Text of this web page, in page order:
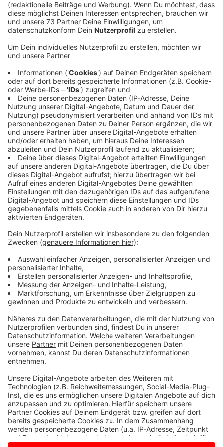
Veröffentlicht:Donnerstag, 17.10.2024 06:16
Vorwürfe gegen den Angeklagten wiegen
schwer
Anzeige
Der 52-Jährige muss sich unter anderem wegen
versuchten Mordes verantworten. Denn die
Staatsanwaltschaft wirft ihm vor am 8. März in den
frühen Morgenstunden eine selbstgebaute Spreng-
und Brandvorrichtung vor der Fahrertür eines
parkenden Autos gelegt haben. Durch die wurde der
58jährige Ochtruper damals schwer verletzt. Er war
aber nur ein Zufallsopfer, denn der explosive Karton
war für den Besitzer des Fahrzeugs gedacht, sagt die
Staatsanwaltschaft. Der soll eine Affäre mit der
Ehefrau des Angeklagten gehabt haben. Nachdem er
die Affäre beendet habe, sei die Ehefrau zunehmend
depressiv geworden. Dafür habe der Angeklagte den
Ex-Liebhaber verantwortlich gemacht und sich an ihm
rächen wollen, so der Vorwurf.
Hier geht's zu den
Infos vom Tag der Tat.
Anzeige
Anzeige